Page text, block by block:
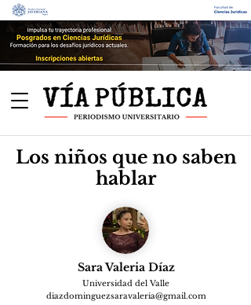
Los niños que no saben
hablar
Sara Valeria Díaz
Universidad del Valle
diazdominguezsaravaleria@gmail.com